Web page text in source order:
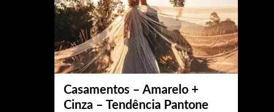
Casamentos – Amarelo +
Cinza – Tendência Pantone